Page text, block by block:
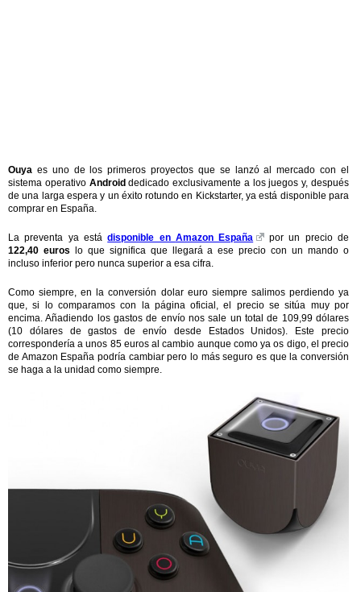
Ouya es uno de los primeros proyectos que se lanzó al mercado con el
sistema operativo Android dedicado exclusivamente a los juegos y, después
de una larga espera y un éxito rotundo en Kickstarter, ya está disponible para
comprar en España.
La preventa ya estádisponible en Amazon España
por un precio de
122,40 euros lo que significa que llegará a ese precio con un mando o
incluso inferior pero nunca superior a esa cifra.
Como siempre, en la conversión dolar euro siempre salimos perdiendo ya
que, si lo comparamos con la página oficial, el precio se sitúa muy por
encima. Añadiendo los gastos de envío nos sale un total de 109,99 dólares
(10 dólares de gastos de envío desde Estados Unidos). Este precio
correspondería a unos 85 euros al cambio aunque como ya os digo, el precio
de Amazon España podría cambiar pero lo más seguro es que la conversión
se haga a la unidad como siempre.